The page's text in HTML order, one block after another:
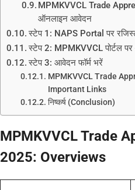
MPMKVVCL Trade
ऑनलाइन आवेदन
स्टेप 1: NAPS Portal पर
स्टेप 2: MPMKVVCL पोर्टल
स्टेप 3: आवेदन फॉर्म भरें
MPMKVVCL Trade
Important Links
निष्कर्ष (Conclusion)
MPMKVVCL Trade
2025: Overviews